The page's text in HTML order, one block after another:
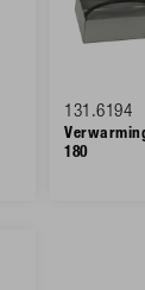
131.6194
180